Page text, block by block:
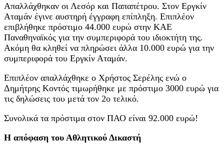
Απαλλάχθηκαν οι Λεσόρ και Παπαπέτρου. Στον Εργκίν
Αταμάν έγινε αυστηρή έγγραφη επίπληξη. Επιπλέον
επιβλήθηκε πρόστιμο 44.000 ευρώ στην ΚΑΕ
Παναθηναϊκός για την συμπεριφορά του ιδιοκτήτη της.
Ακόμη θα κληθεί να πληρώσει άλλα 10.000 ευρώ για την
συμπεριφορά του Εργκίν Αταμάν.
Επιπλέον απαλλάχθηκε ο Χρήστος Σερέλης ενώ ο
Δημήτρης Κοντός τιμωρήθηκε με πρόστιμο 3000 ευρώ για
τις δηλώσεις του μετά τον 2ο τελικό.
Συνολικά τα πρόστιμα στον ΠΑΟ είναι 92.000 ευρώ!
Η απόφαση του Αθλητικού Δικαστή